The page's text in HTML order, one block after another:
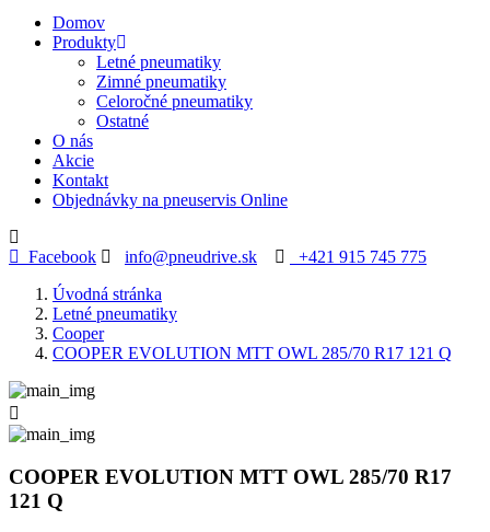
Domov
Produkty
Letné pneumatiky
Zimné pneumatiky
Celoročné pneumatiky
Ostatné
O nás
Akcie
Kontakt
Objednávky na pneuservis Online
Facebook info@pneudrive.sk
+421 915 745 775
Úvodná stránka
Letné pneumatiky
Cooper
COOPER EVOLUTION MTT OWL 285/70 R17 121 Q

COOPER EVOLUTION MTT OWL 285/70 R17
121 Q